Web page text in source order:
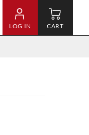
LOG IN CART